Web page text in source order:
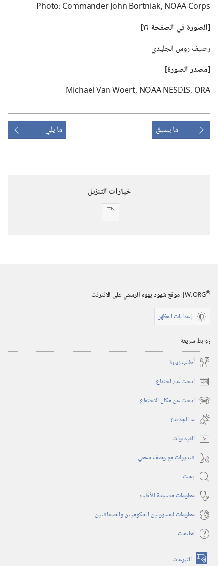
Photo: Commander John Bortniak,‎ NOAA Corps
‏[الصورة في الصفحة ١٦]‏
رصيف روس الجليدي
‏[مصدر الصورة]‏
Michael Van Woert,‎ NOAA NESDIS,‎ ORA
ما يسبق ما يلي
خيارات التنزيل
خيارات
‎٢٠٠٠
JW.ORG®
:‏ موقع شهود يهوه الرسمي على الانترنت
إعدادات المظهر
روابط سريعة
أُطلب زيارة
ابحث عن اجتماع (يفتح
نافذة ابحث عن مكان الاجتماع (يفتح
نافذة
جديدة)
ما الجديد؟‏
الفيديوات
فيديوات مع وصف سمعي
بحث
معلومات مساعِدة للأطباء
معلومات للمسؤولين الحكوميين والصحافيين
تعليمات
التبرعات